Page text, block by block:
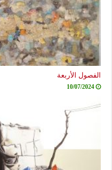
الفصول الأربعة
10/07/2024